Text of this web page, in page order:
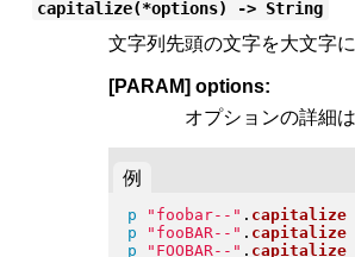
capitalize(*options) -> String
文字列先頭の文字を大文字
[PARAM] options:
オプションの詳細は
例
p " foobar-- " . capitalize
p
" fooBAR-- " . capitalize
p
" FOOBAR-- " . capitalize